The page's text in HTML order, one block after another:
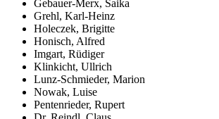
Gebauer-Merx, Saika
Grehl, Karl-Heinz
Holeczek, Brigitte
Honisch, Alfred
Imgart, Rüdiger
Klinkicht, Ullrich
Lunz-Schmieder, Marion
Nowak, Luise
Pentenrieder, Rupert